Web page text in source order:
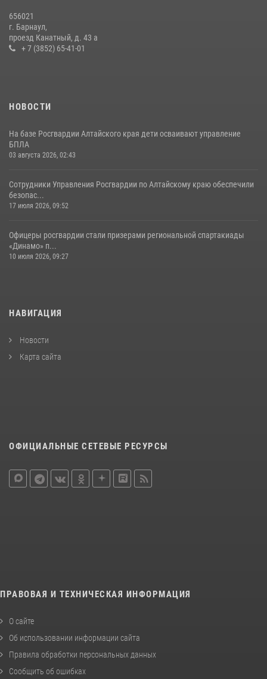
656021
г. Барнаул,
проезд Канатный, д. 43 а
+ 7 (3852) 65-41-01
НОВОСТИ
На базе Росгвардии Алтайского края дети осваивают управление
БПЛА
03 августа 2026, 02:43
Сотрудники Управления Росгвардии по Алтайскому краю обеспечили
безопас...
17 июля 2026, 09:52
Офицеры росгвардии стали призерами региональной спартакиады
«Динамо» п...
10 июля 2026, 09:27
НАВИГАЦИЯ
Новости
Карта сайта
ОФИЦИАЛЬНЫЕ СЕТЕВЫЕ РЕСУРСЫ
ПРАВОВАЯ И ТЕХНИЧЕСКАЯ ИНФОРМАЦИЯ
О сайте
Об использовании информации сайта
Правила обработки персональных данных
Сообщить об ошибках